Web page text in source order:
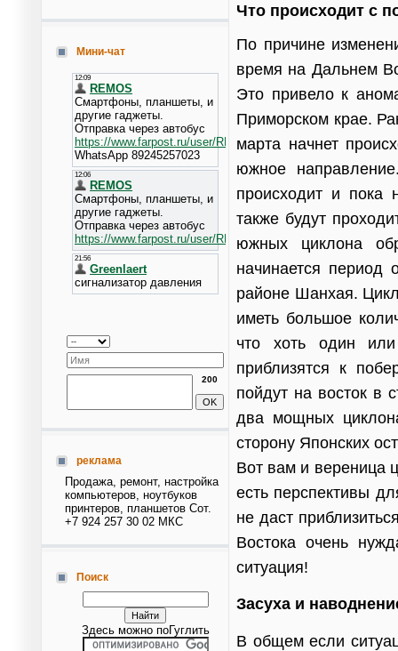
Мини-чат
200
реклама
Продажа, ремонт, настройка
компьютеров, ноутбуков
принтеров, планшетов Сот.
+7 924 257 30 02 МКС
Поиск
Здесь можно поГуглить
Что происходит с
По причине
время на Дальнем
Это привело к
Приморском крае.
марта начнет
южное
происходит и пока
также будут
южных циклона
начинается период
районе Шанхая.
иметь большое
что хоть один
приблизятся к
пойдут на восток в
два мощных
сторону Японских
Вот вам и вереница
есть перспективы
не даст
Востока очень
ситуация!
Засуха и
В общем если